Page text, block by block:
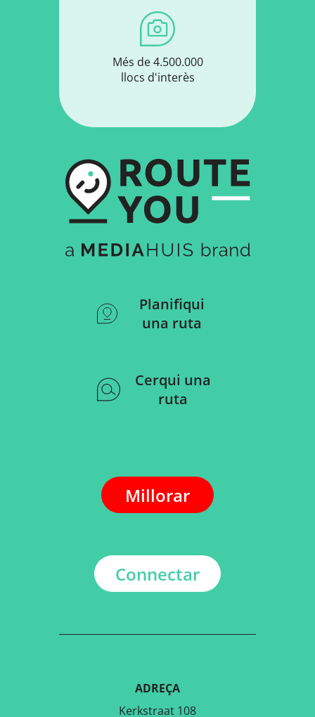
Més de 4.500.000
llocs d'interès
Planifiqui
una ruta
Cerqui una
ruta
Millorar
Connectar
ADREÇA
Kerkstraat 108